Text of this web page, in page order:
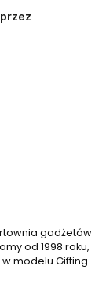
gadżetów
od 1998 roku,
modelu Gifting